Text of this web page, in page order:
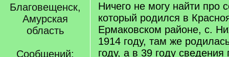
Благовещенск,
Амурская
область
Сообщений:
Ничего не могу найти про
который родился в
Ермаковском районе, с.
1914 году, там же
году, а в 39 году сведения